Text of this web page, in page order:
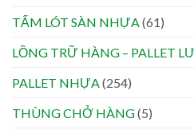
TẤM LÓT SÀN NHỰA (61)
LỒNG TRỮ HÀNG – PALLET
PALLET NHỰA (254)
THÙNG CHỞ HÀNG(5)